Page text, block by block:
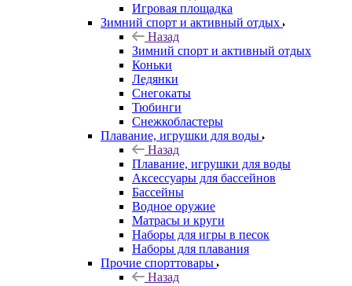
Игровая площадка
Зимний спорт и активный отдых
Назад
Зимний спорт и активный отдых
Коньки
Ледянки
Снегокаты
Тюбинги
Снежкобластеры
Плавание, игрушки для воды
Назад
Плавание, игрушки для воды
Аксессуары для бассейнов
Бассейны
Водное оружие
Матрасы и круги
Наборы для игры в песок
Наборы для плавания
Прочие спорттовары
Назад